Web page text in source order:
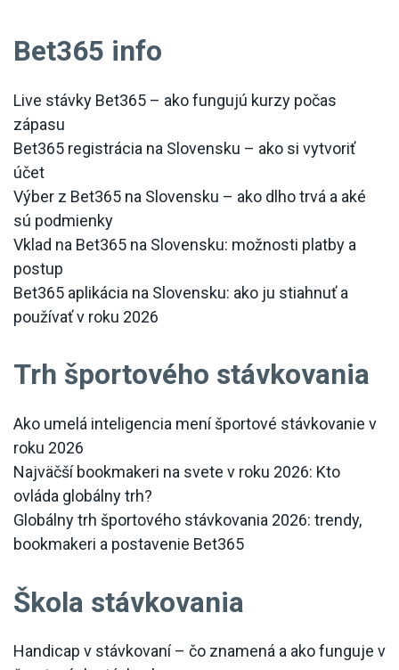
Bet365 info
Live stávky Bet365 – ako fungujú kurzy počas
zápasu
Bet365 registrácia na Slovensku – ako si vytvoriť
účet
Výber z Bet365 na Slovensku – ako dlho trvá a aké
sú podmienky
Vklad na Bet365 na Slovensku: možnosti platby a
postup
Bet365 aplikácia na Slovensku: ako ju stiahnuť a
používať v roku 2026
Trh športového stávkovania
Ako umelá inteligencia mení športové stávkovanie v
roku 2026
Najväčší bookmakeri na svete v roku 2026: Kto
ovláda globálny trh?
Globálny trh športového stávkovania 2026: trendy,
bookmakeri a postavenie Bet365
Škola stávkovania
Handicap v stávkovaní – čo znamená a ako funguje v